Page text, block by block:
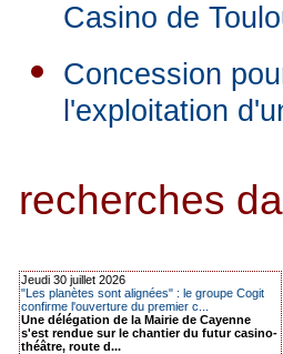
Casino de
Concession
l'exploitation
recherches
Jeudi 30 juillet 2026
"Les planètes sont alignées" : le groupe Cogit
confirme l'ouverture du premier c...
Une délégation de la Mairie de Cayenne
s'est rendue sur le chantier du futur casino-
théâtre, route d...